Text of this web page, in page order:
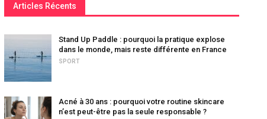
Articles Récents
Stand Up Paddle : pourquoi la pratique explose
dans le monde, mais reste différente en France
SPORT
Acné à 30 ans : pourquoi votre routine skincare
n’est peut-être pas la seule responsable ?